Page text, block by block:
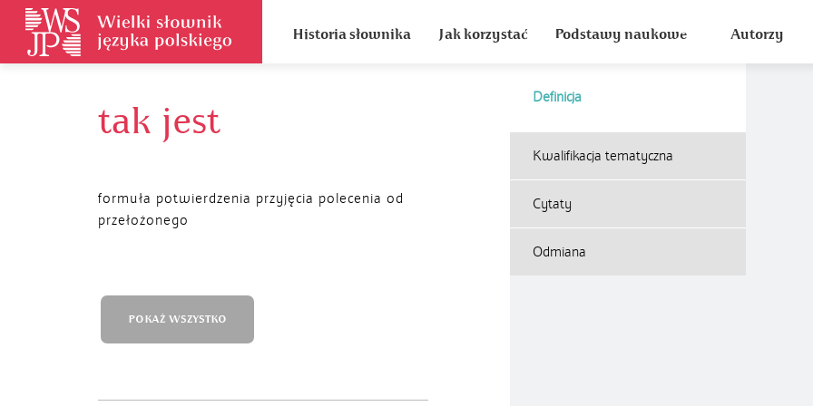
Historia słownika Jak korzystać Podstawy naukowe Autorzy
tak jest
Definicja
formuła potwierdzenia przyjęcia polecenia od
przełożonego
Kwalifikacja tematyczna
Cytaty
Odmiana
POKAŻ WSZYSTKO